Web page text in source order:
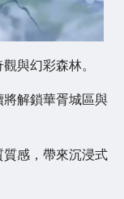
與幻彩森林。
解鎖華胥城區與
感，帶來沉浸式